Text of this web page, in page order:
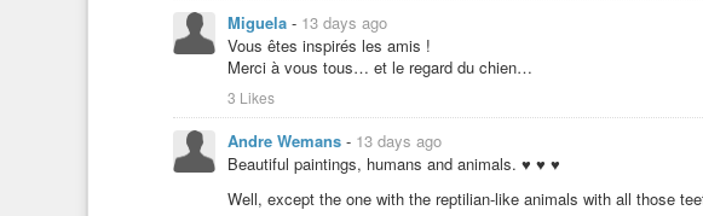
#lecture #slam
#photo #photographie #musique #guitare #litterature #littérature
#philosophe #réchauffementclimatique
#révolution #ecologie #écologie #vegan #végan #antispecisme
Miguela - 13 days ago
Vous êtes inspirés les amis !
Merci à vous tous… et le regard du chien…
3 Likes
Andre Wemans - 13 days ago
Beautiful paintings, humans and animals. ♥ ♥ ♥
Well, except the one with the reptilian-like animals with all those